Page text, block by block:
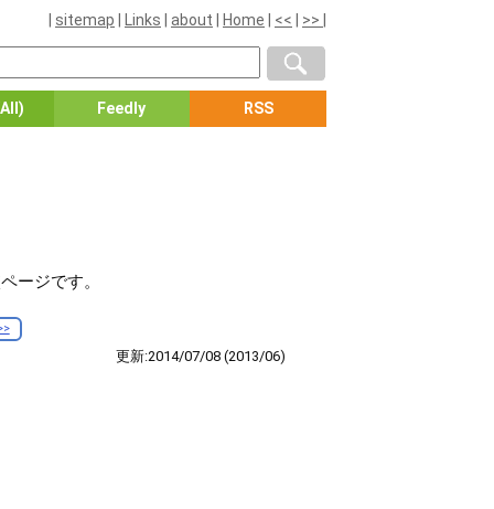
sitemap Links about Home << >>
Feedly RSS
ージです。
更新:2014/07/08 (2013/06)